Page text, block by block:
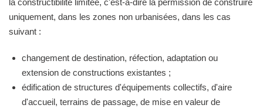
uniquement, dans les zones non urbanisées, dans les cas
suivant :
changement de destination, réfection, adaptation ou
extension de constructions existantes ;
édification de structures d'équipements collectifs, d'aire
d'accueil, terrains de passage, de mise en valeur de